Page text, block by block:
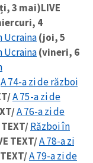
3 mai)LIVE
4
Ucraina(joi, 5
Ucraina(vineri, 6
A 74-a zi de război
A 75-a zi de
A 76-a zi de
TEXT/Război în
TEXT/A 78-a zi
A 79-a zi de